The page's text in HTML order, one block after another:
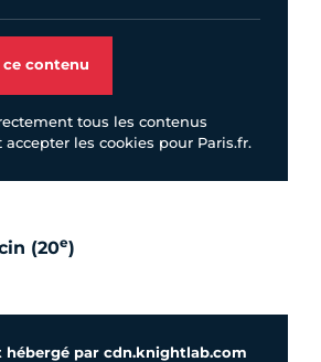
contenu
tous les contenus
accepter les cookies pour Paris.fr.
(20e)
hébergé par cdn.knightlab.com